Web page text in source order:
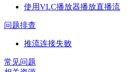
使用VLC播放器播放直播流
问题排查
推流连接失败
常见问题